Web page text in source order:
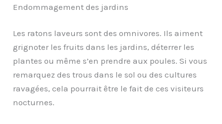
Endommagement des jardins
Les ratons laveurs sont des omnivores. Ils aiment
grignoter les fruits dans les jardins, déterrer les
plantes ou même s’en prendre aux poules. Si vous
remarquez des trous dans le sol ou des cultures
ravagées, cela pourrait être le fait de ces visiteurs
nocturnes.